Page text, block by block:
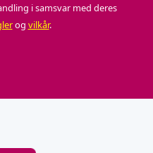
i samsvar med deres
og vilkår.